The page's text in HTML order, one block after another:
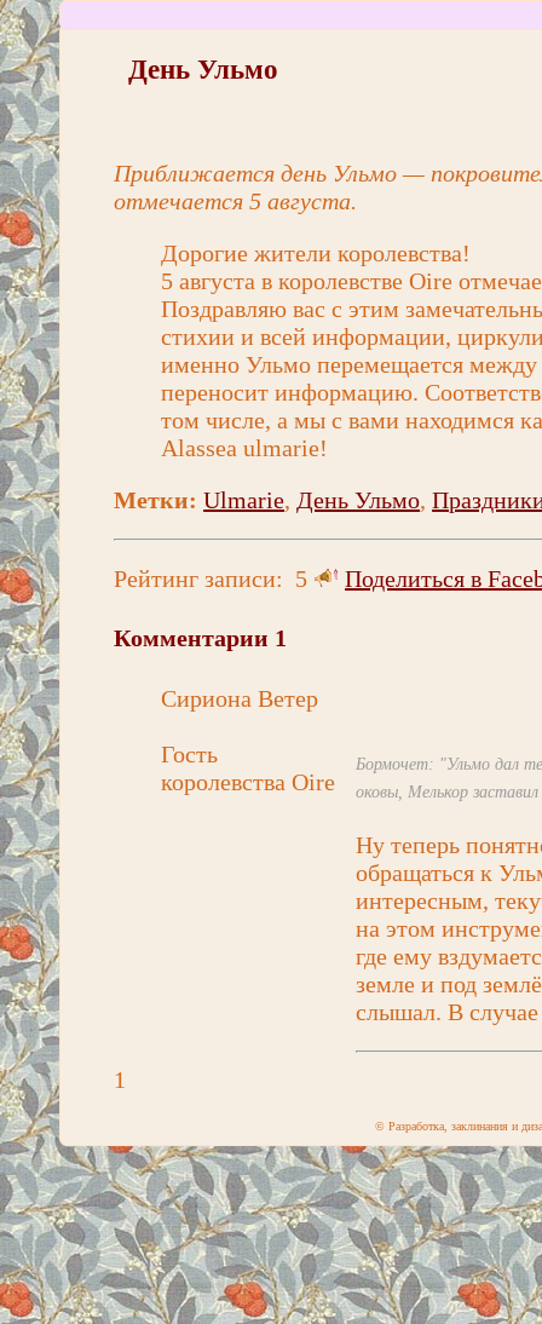
День Ульмо
Приближается день Ульмо —
отмечается 5 августа.
Дорогие жители королевства!
5 августа в королевстве Oire
Поздравляю вас с этим
стихии и всей информации,
именно Ульмо перемещается между
переносит информацию.
том числе, а мы с вами находимся
Alassea ulmarie!
Метки: Ulmarie, День Ульмо,
Рейтинг записи: 5 Поделиться в
Комментарии 1
Сириона Ветер
Гость
королевства Oire
Бормочет: "Ульмо дал
оковы, Мелькор
Ну теперь
обращаться к
интересным,
на этом
где ему
земле и под
слышал. В случае
1
© Разработка, заклинания и